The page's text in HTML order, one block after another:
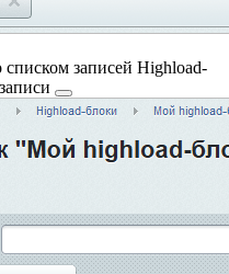
записей Highload-